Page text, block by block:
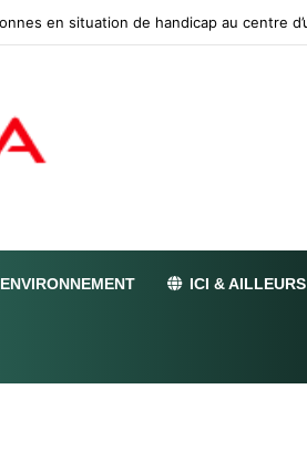
ENVIRONNEMENT ICI & AILLEURS